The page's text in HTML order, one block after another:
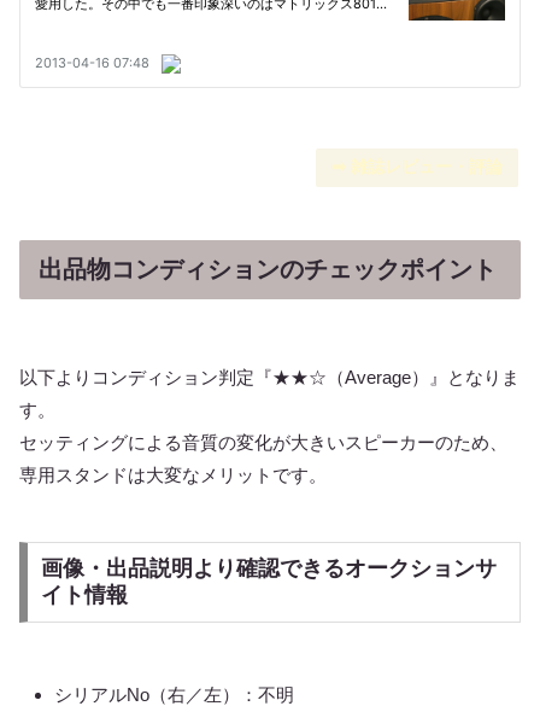
➡︎ 雑誌レビュー・評論
出品物コンディションのチェックポイント
以下よりコンディション判定『★★☆（Average）』となりま
す。
セッティングによる音質の変化が大きいスピーカーのため、
専用スタンドは大変なメリットです。
画像・出品説明より確認できるオークションサ
イト情報
シリアルNo（右／左）：不明